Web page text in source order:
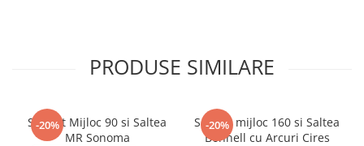
PRODUSE SIMILARE
-20%
Set pat Mijloc 90 si Saltea
MR Sonoma
-20%
Set pat mijloc 160 si Saltea
Bonnell cu Arcuri Cires